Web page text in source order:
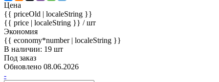
Цена
{{ priceOld | localeString }}
{{ price | localeString }} / шт
Экономия
{{ economy*number | localeString }}
В наличии: 19 шт
Под заказ
Обновлено 08.06.2026
-